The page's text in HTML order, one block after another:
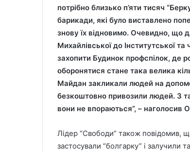
потрібно близько п’яти тисяч
барикади, які було виставлено
знову їх відновимо. Очевидно, що
Михайлівської до Інститутської
захопити Будинок профспілок, де
оборонятися стане така велика
Майдан закликали людей на
безкоштовно привозили людей. З
вони не впораються”, – наголосив
Лідер “Свободи” також повідомив,
застосували “болгарку” і залучили